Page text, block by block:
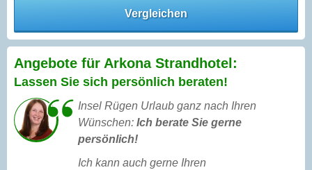
Vergleichen
Angebote für Arkona Strandhotel:
Lassen Sie sich persönlich beraten!
Insel Rügen Urlaub ganz nach Ihren
Wünschen: Ich berate Sie gerne
persönlich!
Ich kann auch gerne Ihren